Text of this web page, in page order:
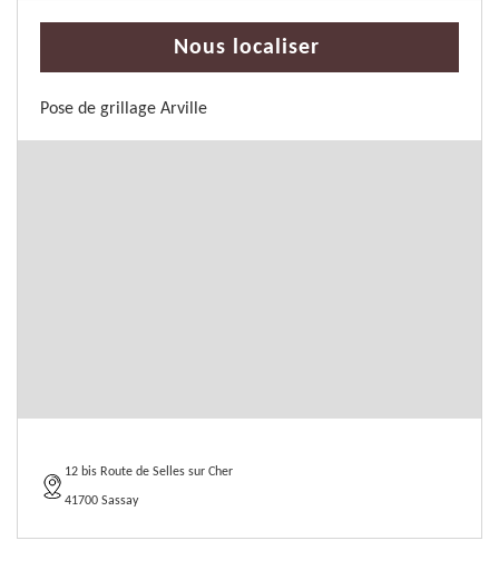
Nous localiser
Pose de grillage Arville
12 bis Route de Selles sur Cher
41700 Sassay